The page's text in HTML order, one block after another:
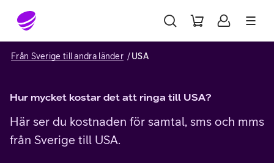
Gå till sidans innehåll
Från Sverige till andra länder USA
Hur mycket kostar det att ringa till USA?
Här ser du kostnaden för samtal, sms och mms
från Sverige till USA.